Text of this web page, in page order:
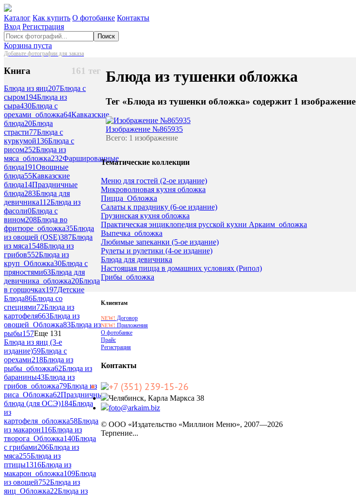
Каталог Как купить О фотобанке Контакты
Вход Регистрация
Поиск
Корзина пуста
Добавьте фотографии для заказа
161 тег
Книга
Блюда из яиц207Блюда с
сыром194Блюда из
сыра430Блюда с
орехами_обложка64Кавказские
блюда20Блюда
страсти77Блюда с
куркумой136Блюда с
рисом252Блюда из
мяса_обложка232Фаршированные
блюда191Овощные
блюда55Кавказские
блюда14Праздничные
блюда283Блюда для
девичника112Блюда из
фасоли0Блюда с
вином208Блюда во
фритюре_обложка35Блюда
из овощей (OSE)387Блюда
из мяса1548Блюда из
грибов552Блюда из
круп_Обложка30Блюда с
пряностями63Блюда для
девичника_обложка20Блюда
в горшочках197Детские
Блюда86Блюда со
специями72Блюда из
картофеля663Блюда из
овощей_Обложка83Блюда из
рыбы157Еще 131
Блюда из яиц (3-е
издание)59Блюда с
орехами218Блюда из
рыбы_обложка62Блюда из
баранины43Блюда из
грибов_обложка79Блюда из
риса_Обложка62Праздничные
блюда (для ОСЭ)184Блюда
из
картофеля_обложка58Блюда
из макарон116Блюда из
творога_Обложка140Блюда
с грибами206Блюда из
мяса255Блюда из
птицы1316Блюда из
макарон_обложка109Блюда
из овощей752Блюда из
яиц_Обложка22Блюда из
Блюда из тушенки обложка
Тег «Блюда из тушенки обложка» содержит 1 изображение
Изображение №865935
Всего: 1 изображение
Тематические коллекции
Меню для гостей (2-ое издание)
Микроволновая кухня обложка
Пицца_Обложка
Салаты к празднику (6-ое издание)
Грузинская кухня обложка
Практическая энциклопедия русской кухни Аркаим_обложка
Выпечка_обложка
Любимые запеканки (5-ое издание)
Рулеты и рулетики (4-ое издание)
Блюда для девичника
Настоящая пицца в домашних условиях (Рипол)
Грибы_обложка
Клиентам
NEW! Договор
NEW! Приложения
О фотобанке
Прайс
Регистрация
Контакты
+7 (351) 239-15-26
Челябинск, Карла Маркса 38
foto@arkaim.biz
© ООО «Издательство «Миллион Меню», 2007—2026
Терпение...